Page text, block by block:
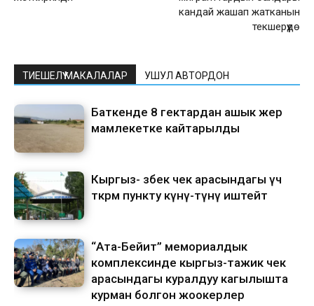
кандай жашап жатканын
текшерүүдө
ТИЕШЕЛҮҮ МАКАЛАЛАР УШУЛ АВТОРДОН
Баткенде 8 гектардан ашык жер
мамлекетке кайтарылды
Кыргыз- өзбек чек арасындагы үч
өткөрмө пункту күнү-түнү иштейт
“Ата-Бейит” мемориалдык
комплексинде кыргыз-тажик чек
арасындагы куралдуу кагылышта
курман болгон жоокерлер